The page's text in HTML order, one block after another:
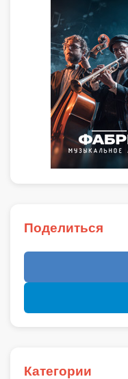
Поделиться
Категории